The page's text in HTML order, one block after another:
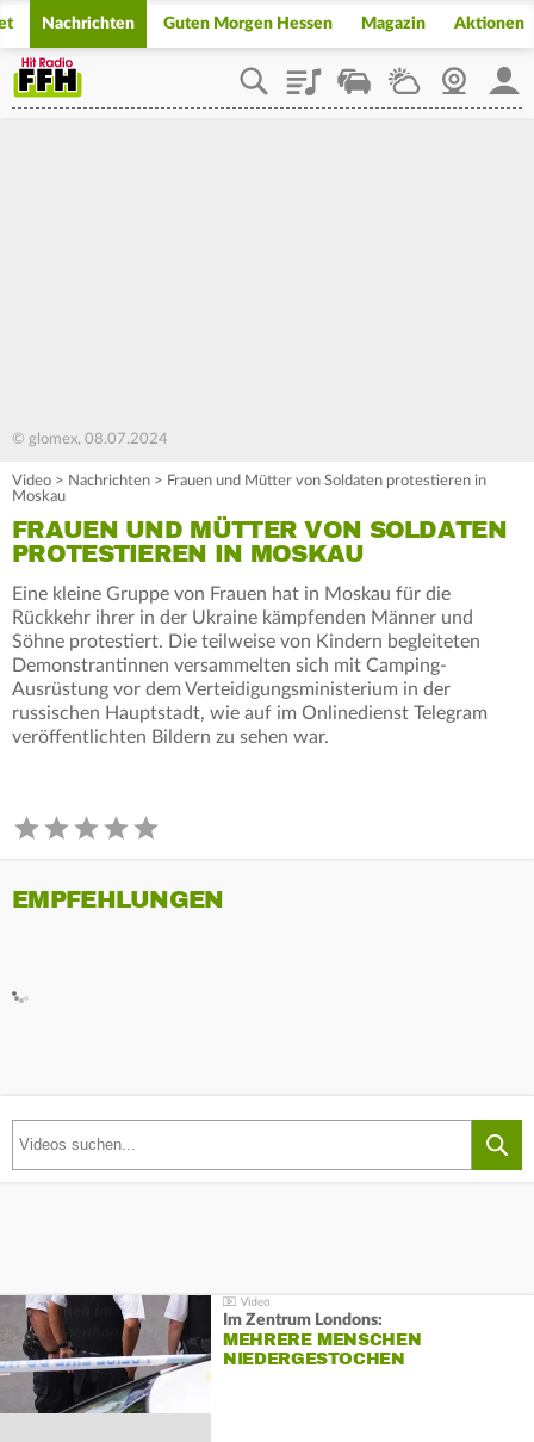
Nachrichten Guten Morgen Hessen Magazin Aktionen
PlaylistStaupilotWetterWebcam
© glomex, 08.07.2024
Video > Nachrichten > Frauen und Mütter von Soldaten protestieren in
Moskau
FRAUEN UND MÜTTER VON SOLDATEN
PROTESTIEREN IN MOSKAU
Eine kleine Gruppe von Frauen hat in Moskau für die
Rückkehr ihrer in der Ukraine kämpfenden Männer und
Söhne protestiert. Die teilweise von Kindern begleiteten
Demonstrantinnen versammelten sich mit Camping-
Ausrüstung vor dem Verteidigungsministerium in der
russischen Hauptstadt, wie auf im Onlinedienst Telegram
veröffentlichten Bildern zu sehen war.
EMPFEHLUNGEN
Im Zentrum Londons:
MEHRERE MENSCHEN
NIEDERGESTOCHEN